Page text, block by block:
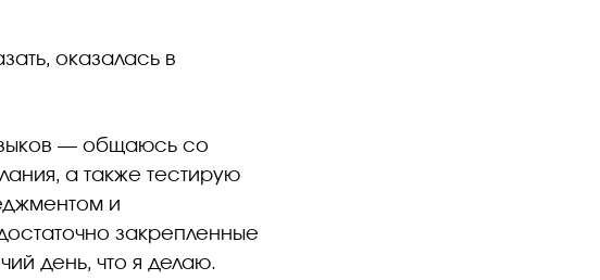
оказалась в
— общаюсь со
а также тестирую
и
закрепленные
день, что я делаю.